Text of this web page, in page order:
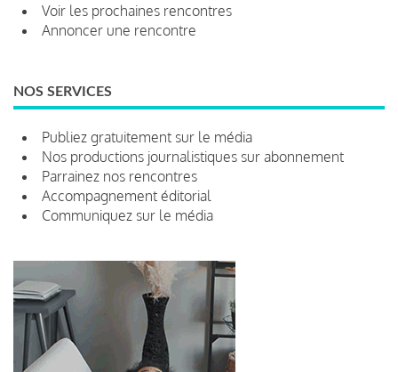
Voir les prochaines rencontres
Annoncer une rencontre
NOS SERVICES
Publiez gratuitement sur le média
Nos productions journalistiques sur abonnement
Parrainez nos rencontres
Accompagnement éditorial
Communiquez sur le média